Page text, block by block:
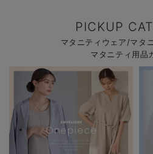
PICKUP
マタニティウェア/マタ
マタニティ用品